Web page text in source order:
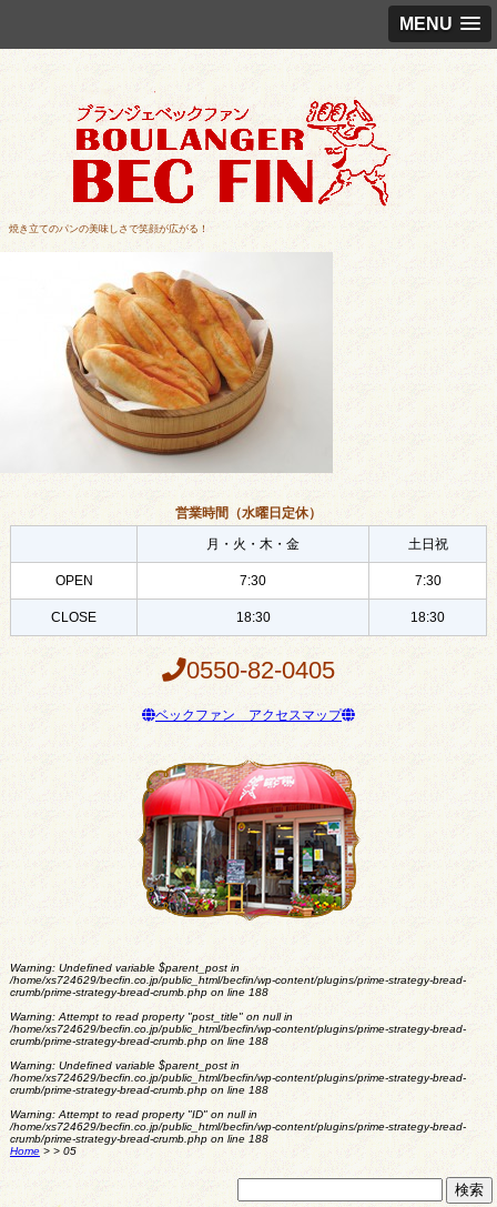
MENU
焼き立てのパンの美味しさで笑顔が広がる！
営業時間（水曜日定休）
月・火・木・金
土日祝
OPEN 7:30 7:30
CLOSE 18:30 18:30
0550-82-0405
ベックファン アクセスマップ
Warning: Undefined variable $parent_post in
/home/xs724629/becfin.co.jp/public_html/becfin/wp-content/plugins/prime-strategy-bread-
crumb/prime-strategy-bread-crumb.phpon line 188
Warning: Attempt to read property "post_title" on null in
/home/xs724629/becfin.co.jp/public_html/becfin/wp-content/plugins/prime-strategy-bread-
crumb/prime-strategy-bread-crumb.phpon line 188
Warning: Undefined variable $parent_post in
/home/xs724629/becfin.co.jp/public_html/becfin/wp-content/plugins/prime-strategy-bread-
crumb/prime-strategy-bread-crumb.phpon line 188
Warning: Attempt to read property "ID" on null in
/home/xs724629/becfin.co.jp/public_html/becfin/wp-content/plugins/prime-strategy-bread-
crumb/prime-strategy-bread-crumb.phpon line 188
Home> > 05